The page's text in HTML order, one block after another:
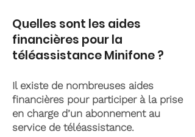
Quelles sont les aides
financières pour la
téléassistance Minifone ?
Il existe de nombreuses aides
financières pour participer à la prise
en charge d’un abonnement au
service de téléassistance.